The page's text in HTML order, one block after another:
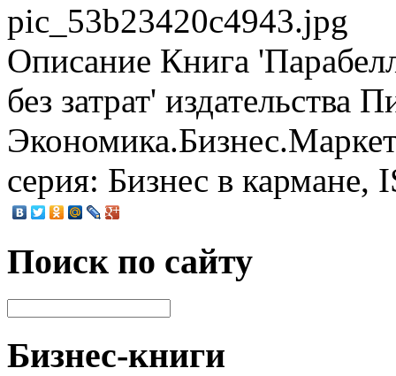
pic_53b23420c4943.jpg
Описание Книга
без затрат' издательства
серия: Бизнес в
Поиск по сайту
Бизнес-книги